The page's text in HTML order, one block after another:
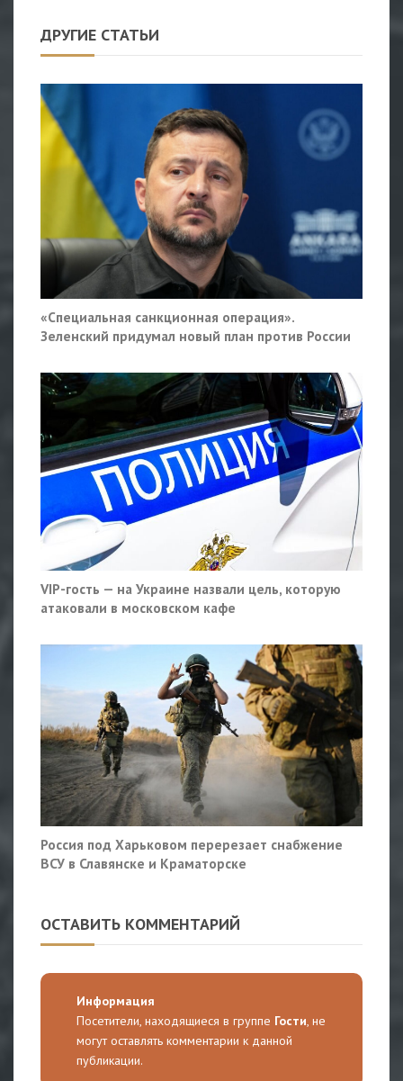
ДРУГИЕ СТАТЬИ
«Специальная санкционная операция».
Зеленский придумал новый план против России
VIP-гость — на Украине назвали цель, которую
атаковали в московском кафе
Россия под Харьковом перерезает снабжение
ВСУ в Славянске и Краматорске
ОСТАВИТЬ КОММЕНТАРИЙ
Информация
Посетители, находящиеся в группе Гости, не
могут оставлять комментарии к данной
публикации.